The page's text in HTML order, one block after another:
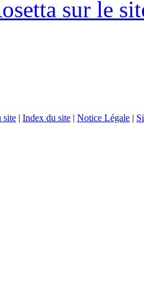
sur le
site | Index du site | Notice Légale |